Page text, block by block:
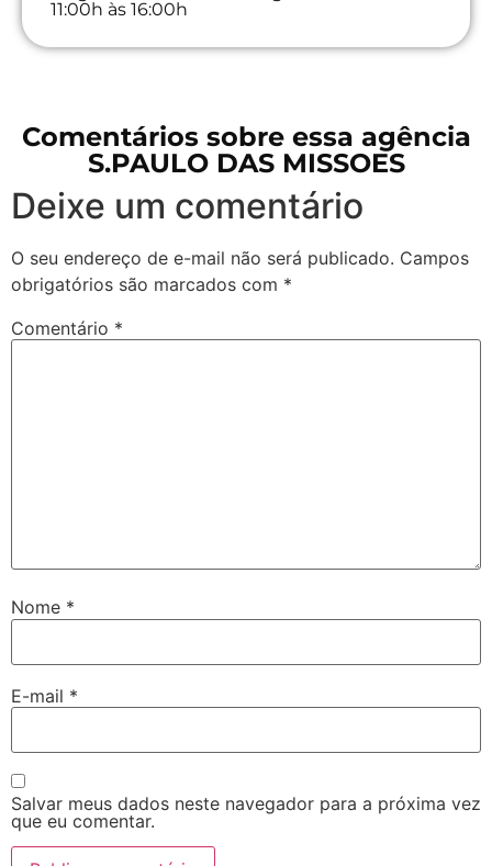
11:00h às 16:00h
Comentários sobre essa agência
S.PAULO DAS MISSOES
Deixe um comentário
O seu endereço de e-mail não será publicado. Campos
obrigatórios são marcados com *
Comentário *
Nome *
E-mail *
Salvar meus dados neste navegador para a próxima vez
que eu comentar.